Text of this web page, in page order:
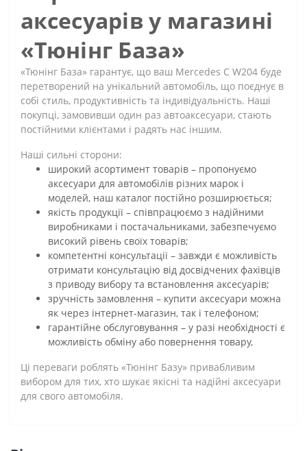
аксесуарів у магазині
«Тюнінг База»
«Тюнінг База» гарантує, що ваш Mercedes C W204 буде
перетворений на унікальний автомобіль, що поєднує в
собі стиль, продуктивність та індивідуальність. Наші
покупці, замовивши один раз автоаксесуари, стають
постійними клієнтами і радять нас іншим.
Наші сильні сторони:
широкий асортимент товарів – пропонуємо
аксесуари для автомобілів різних марок і
моделей, наш каталог постійно розширюється;
якість продукції – співпрацюємо з надійними
виробниками і постачальниками, забезпечуємо
високий рівень своїх товарів;
компетентні консультації – завжди є можливість
отримати консультацію від досвідчених фахівців
з приводу вибору та встановлення аксесуарів;
зручність замовлення – купити аксесуари можна
як через інтернет-магазин, так і телефоном;
гарантійне обслуговування – у разі необхідності є
можливість обміну або повернення товару,
Ці переваги роблять «Тюнінг Базу» привабливим
вибором для тих, хто шукає якісні та надійні аксесуари
для свого автомобіля.